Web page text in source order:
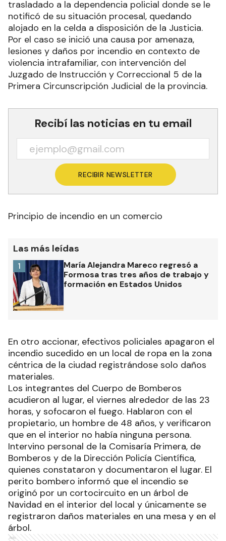
trasladado a la dependencia policial donde se le
notificó de su situación procesal, quedando
alojado en la celda a disposición de la Justicia.
Por el caso se inició una causa por amenaza,
lesiones y daños por incendio en contexto de
violencia intrafamiliar, con intervención del
Juzgado de Instrucción y Correccional 5 de la
Primera Circunscripción Judicial de la provincia.
Recibí las noticias en tu email
RECIBIR NEWSLETTER
Principio de incendio en un comercio
Las más leídas
María Alejandra Mareco regresó a
Formosa tras tres años de trabajo y
formación en Estados Unidos
1
En otro accionar, efectivos policiales apagaron el
incendio sucedido en un local de ropa en la zona
céntrica de la ciudad registrándose solo daños
materiales.
Los integrantes del Cuerpo de Bomberos
acudieron al lugar, el viernes alrededor de las 23
horas, y sofocaron el fuego. Hablaron con el
propietario, un hombre de 48 años, y verificaron
que en el interior no había ninguna persona.
Intervino personal de la Comisaría Primera, de
Bomberos y de la Dirección Policía Científica,
quienes constataron y documentaron el lugar. El
perito bombero informó que el incendio se
originó por un cortocircuito en un árbol de
Navidad en el interior del local y únicamente se
registraron daños materiales en una mesa y en el
árbol.
Ads